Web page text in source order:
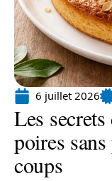
6 juillet 2026
Les
poires
coups